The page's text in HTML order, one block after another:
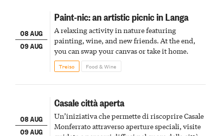
08 AUG
09 AUG
Paint-nic: an artistic picnic in Langa
A relaxing activity in nature featuring
painting, wine, and new friends. At the end,
you can swap your canvas or take it home.
Treiso Food & Wine
08 AUG
09 AUG
Casale città aperta
Un’iniziativa che permette di riscoprire Casale
Monferrato attraverso aperture speciali, visite